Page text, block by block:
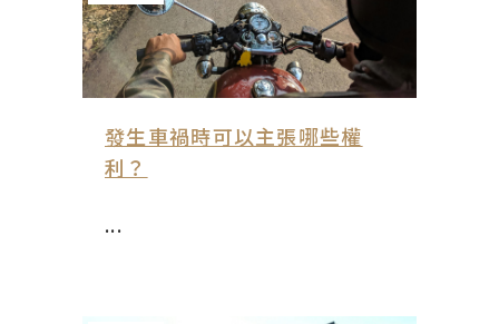
發生車禍時可以主張哪些權
利？
...